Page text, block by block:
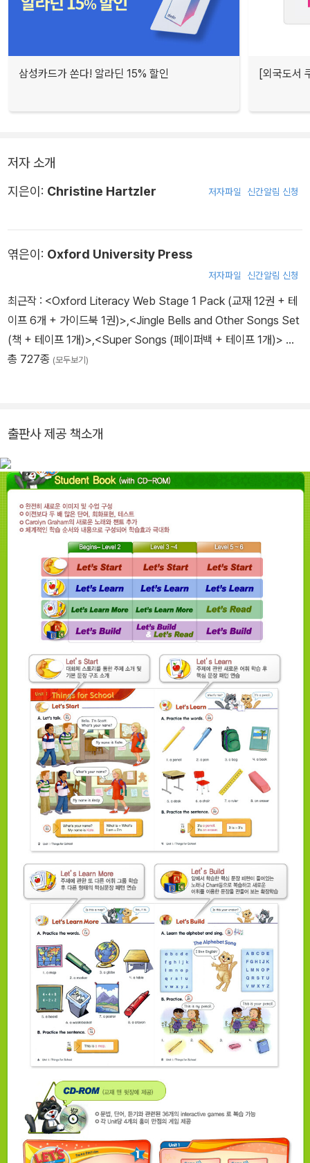
삼성카드가 쏜다! 알라딘 15% 할인 [외국도서
저자 소개
지은이: Christine Hartzler 저자파일 신간알림 신청
엮은이: Oxford University Press
저자파일 신간알림 신청
최근작 : <Oxford Literacy Web Stage 1 Pack (교재 12권 + 테
이프 6개 + 가이드북 1권)>,<Jingle Bells and Other Songs Set
(책 + 테이프 1개)>,<Super Songs (페이퍼백 + 테이프 1개)> …
총 727종 (모두보기)
출판사 제공 책소개